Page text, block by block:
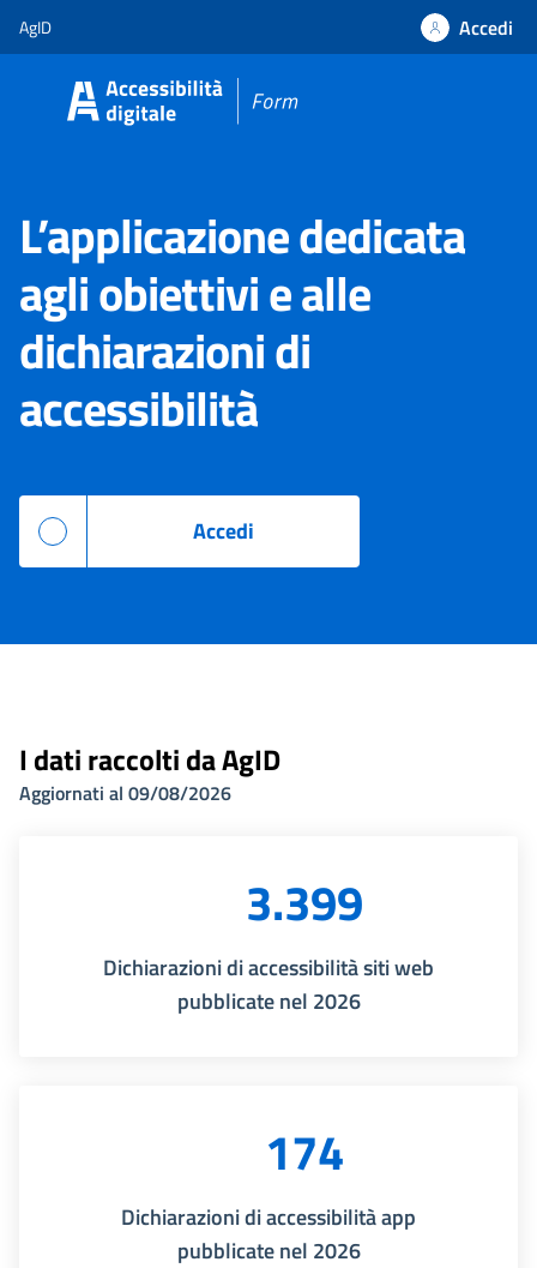
AgID Accedi
L’applicazione dedicata
agli obiettivi e alle
dichiarazioni di
accessibilità
Accedi
I dati raccolti da AgID
Aggiornati al 09/08/2026
3.399
Dichiarazioni di accessibilità siti web
pubblicate nel 2026
174
Dichiarazioni di accessibilità app
pubblicate nel 2026